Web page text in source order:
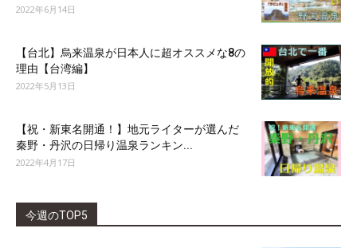
2022年6月14日
【台北】烏来温泉が日本人に超オススメな8の
理由【台湾編】
2022年5月13日
【祝・新東名開通！】地元ライターが選んだ
秦野・丹沢の日帰り温泉ランキン...
2022年4月17日
今週のTOP5